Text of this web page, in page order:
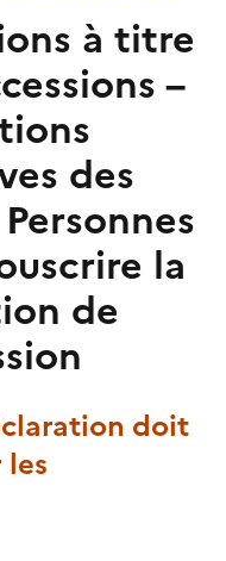
à titre
–
des
la
de
doit